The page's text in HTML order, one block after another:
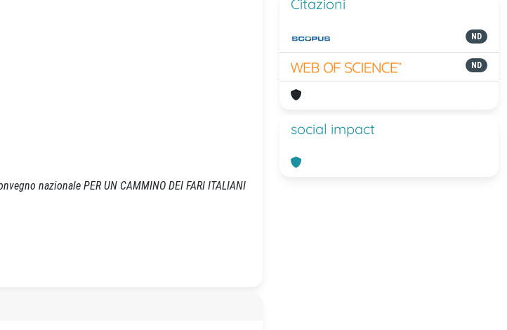
nazionale PER UN CAMMINO DEI FARI ITALIANI
Citazioni
ND
ND
social impact